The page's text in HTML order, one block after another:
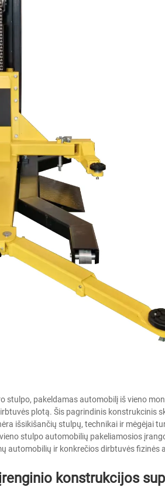
stulpo, pakeldamas automobilį iš vieno
plotą. Šis pagrindinis konstrukcinis
išsikišančių stulpų, technikai ir mėgėjai
stulpo automobilių pakeliamosios
automobilių ir konkrečios dirbtuvės fizinės
konstrukcijos